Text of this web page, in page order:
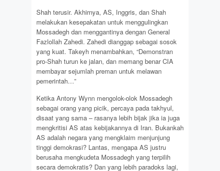
Shah terusir. Akhirnya, AS, Inggris, dan Shah
melakukan kesepakatan untuk menggulingkan
Mossadegh dan menggantinya dengan General
Fazlollah Zahedi. Zahedi dianggap sebagai sosok
yang kuat. Takeyh menambahkan, “Demonstran
pro-Shah turun ke jalan, dan memang benar CIA
membayar sejumlah preman untuk melawan
pemerintah…”
Ketika Antony Wynn mengolok-olok Mossadegh
sebagai orang yang picik, percaya pada takhyul,
disaat yang sama – rasanya lebih bijak jika ia juga
mengkritisi AS atas kebijakannya di Iran. Bukankah
AS adalah negara yang mengklaim menjunjung
tinggi demokrasi? Lantas, mengapa AS justru
berusaha mengkudeta Mossadegh yang terpilih
secara demokratis? Dan yang lebih paradoks lagi,